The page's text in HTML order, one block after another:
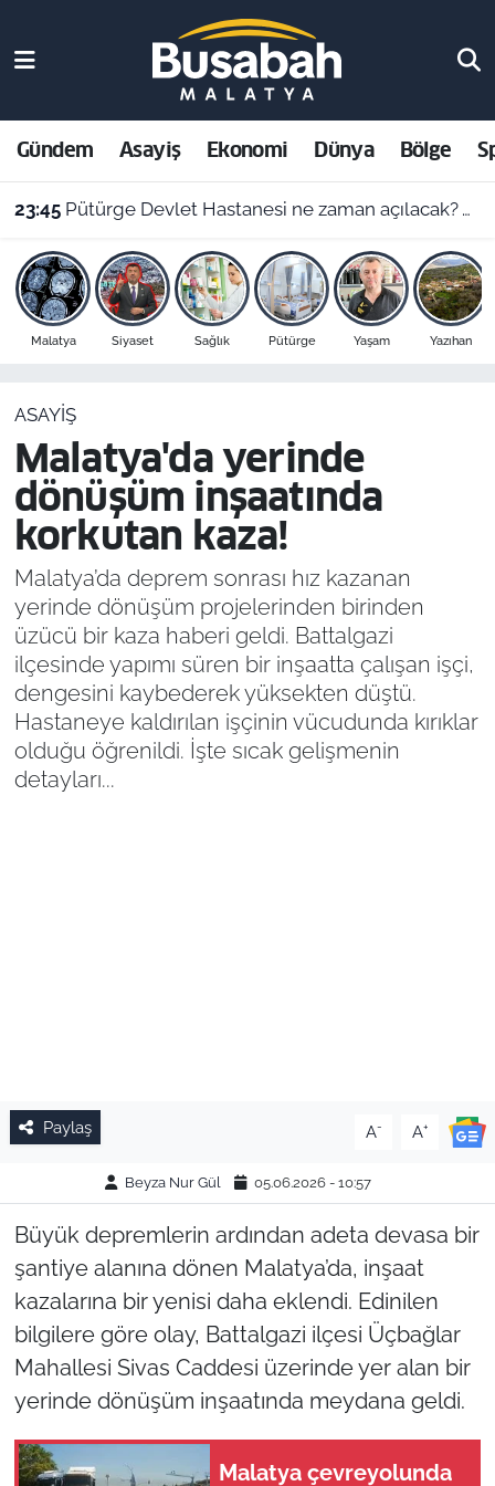
Gündem Asayiş Ekonomi Dünya Bölge
23:45 Pütürge Devlet Hastanesi ne zaman açılacak? Vali Yavuz açıkladı
Malatya Siyaset Sağlık Pütürge Yaşam Yazıhan
ASAYIŞ
Malatya'da yerinde
dönüşüm inşaatında
korkutan kaza!
Malatya’da deprem sonrası hız kazanan
yerinde dönüşüm projelerinden birinden
üzücü bir kaza haberi geldi. Battalgazi
ilçesinde yapımı süren bir inşaatta çalışan işçi,
dengesini kaybederek yüksekten düştü.
Hastaneye kaldırılan işçinin vücudunda kırıklar
olduğu öğrenildi. İşte sıcak gelişmenin
detayları...
Paylaş A- A+
Beyza Nur Gül 05.06.2026 - 10:57
Büyük depremlerin ardından adeta devasa bir
şantiye alanına dönen Malatya’da, inşaat
kazalarına bir yenisi daha eklendi. Edinilen
bilgilere göre olay, Battalgazi ilçesi Üçbağlar
Mahallesi Sivas Caddesi üzerinde yer alan bir
yerinde dönüşüm inşaatında meydana geldi.
Malatya çevreyolunda
Asayiş
Ekonomi
Dünya
Bölge
Resmi İlanlar
Malatya Nöbetçi Eczaneler
Malatya Hava Durumu
Malatya Namaz Vakitleri
Malatya Trafik Yoğunluk Haritası
Süper Lig Puan Durumu ve Fikstür
Son Dakika Haberleri
Haber Arşivi